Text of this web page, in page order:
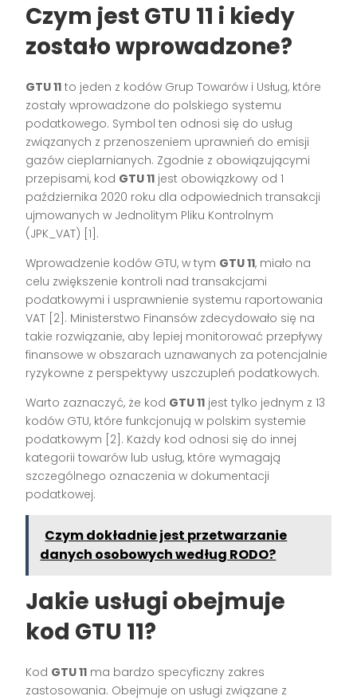
Czym jest GTU 11 i kiedy
zostało wprowadzone?
GTU 11 to jeden z kodów Grup Towarów i Usług, które
zostały wprowadzone do polskiego systemu
podatkowego. Symbol ten odnosi się do usług
związanych z przenoszeniem uprawnień do emisji
gazów cieplarnianych. Zgodnie z obowiązującymi
przepisami, kod GTU 11 jest obowiązkowy od 1
października 2020 roku dla odpowiednich transakcji
ujmowanych w Jednolitym Pliku Kontrolnym
(JPK_VAT) [1].
Wprowadzenie kodów GTU, w tym GTU 11, miało na
celu zwiększenie kontroli nad transakcjami
podatkowymi i usprawnienie systemu raportowania
VAT [2]. Ministerstwo Finansów zdecydowało się na
takie rozwiązanie, aby lepiej monitorować przepływy
finansowe w obszarach uznawanych za potencjalnie
ryzykowne z perspektywy uszczupleń podatkowych.
Warto zaznaczyć, że kod GTU 11 jest tylko jednym z 13
kodów GTU, które funkcjonują w polskim systemie
podatkowym [2]. Każdy kod odnosi się do innej
kategorii towarów lub usług, które wymagają
szczególnego oznaczenia w dokumentacji
podatkowej.
Czym dokładnie jest przetwarzanie
danych osobowych według RODO?
Jakie usługi obejmuje
kod GTU 11?
Kod GTU 11 ma bardzo specyficzny zakres
zastosowania. Obejmuje on usługi związane z